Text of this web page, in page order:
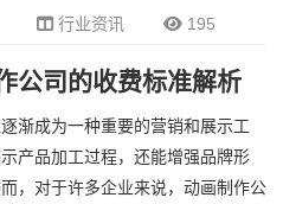
行业资讯 195
公司的收费标准解析
渐成为一种重要的营销和展示工
产品加工过程，还能增强品牌形
，对于许多企业来说，动画制作公